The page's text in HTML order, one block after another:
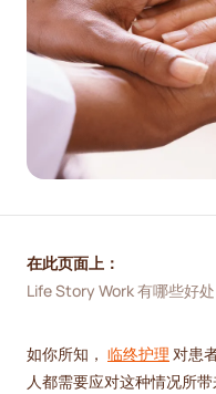
在此页面上：
Life Story Work 有哪些好处
如你所知， 临终护理 对患
人都需要应对这种情况所